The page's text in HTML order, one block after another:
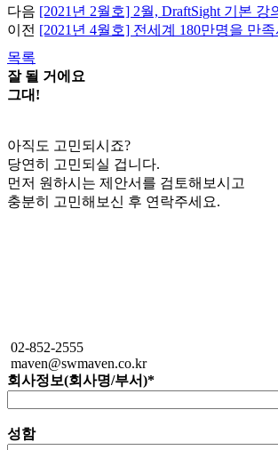
다음 [2021년 2월호] 2월, DraftSight 기본
이전 [2021년 4월호] 전세계 180만명을 만
목록
잘 될 거에요
그대!
아직도 고민되시죠?
당연히 고민되실 겁니다.
먼저 원하시는 제안서를 검토해보시고
충분히 고민해보신 후 연락주세요.
02-852-2555
maven@swmaven.co.kr
회사정보(회사명/부서)*
성함